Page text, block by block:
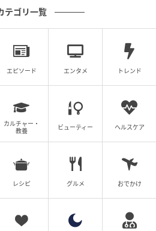
象徴であり続けてきた。それ
テルや日本代表で見せたよう
爆速サイドバック」ではない
値はリーダーシップやメンタ
り尽くした経験にこそある。
を突破しようとするチームにと
実績に基づきながら筆者また
テゴリ一覧
エピソード エンタメ トレンド
カルチャー・
教養
ビューティー ヘルスケア
レシピ グルメ おでかけ